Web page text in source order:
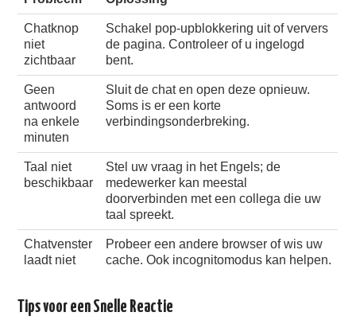
Chatknop
niet
zichtbaar
Schakel pop‑upblokkering uit of ververs
de pagina. Controleer of u ingelogd
bent.
Geen
antwoord
na enkele
minuten
Sluit de chat en open deze opnieuw.
Soms is er een korte
verbindingsonderbreking.
Taal niet
beschikbaar
Stel uw vraag in het Engels; de
medewerker kan meestal
doorverbinden met een collega die uw
taal spreekt.
Chatvenster
laadt niet
Probeer een andere browser of wis uw
cache. Ook incognitomodus kan helpen.
Tips voor een Snelle Reactie